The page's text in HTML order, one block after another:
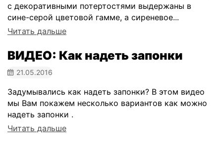
с декоративными потертостями выдержаны в
сине-серой цветовой гамме, а сиреневое...
Читать дальше
ВИДЕО: Как надеть запонки
21.05.2016
Задумывались как надеть запонки? В этом видео
мы Вам покажем несколько вариантов как можно
надеть запонки .
Читать дальше